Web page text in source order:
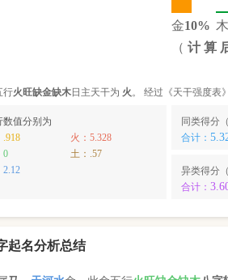
金10% 木
（ 计 算
行火旺缺金缺木日主天干为 火。 经过《天干强度表
数值分别为
.918
火：5.328
0
土：.57
2.12
同类得分
合计：
异类得分
合计：
起名分析总结